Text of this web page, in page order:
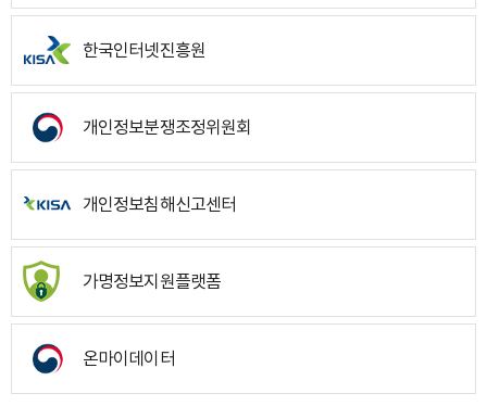
한국인터넷진흥원
개인정보분쟁조정위원회
개인정보침해신고센터
가명정보지원플랫폼
온마이데이터